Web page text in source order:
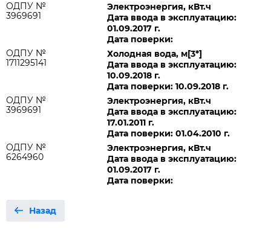
ОДПУ №
3969691
Электроэнергия, кВт.ч
Дата ввода в эксплуатацию:
01.09.2017 г.
Дата поверки:
ОДПУ №
1711295141
Холодная вода, м[3*]
Дата ввода в эксплуатацию:
10.09.2018 г.
Дата поверки: 10.09.2018 г.
ОДПУ №
3969691
Электроэнергия, кВт.ч
Дата ввода в эксплуатацию:
17.01.2011 г.
Дата поверки: 01.04.2010 г.
ОДПУ №
6264960
Электроэнергия, кВт.ч
Дата ввода в эксплуатацию:
01.09.2017 г.
Дата поверки:
Назад